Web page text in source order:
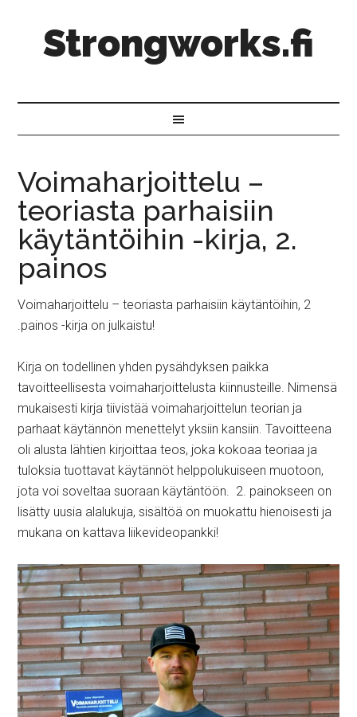
Strongworks.fi
Voimaharjoittelu –
teoriasta parhaisiin
käytäntöihin -kirja, 2.
painos
Voimaharjoittelu – teoriasta parhaisiin käytäntöihin, 2
.painos -kirja on julkaistu!
Kirja on todellinen yhden pysähdyksen paikka
tavoitteellisesta voimaharjoittelusta kiinnusteille. Nimensä
mukaisesti kirja tiivistää voimaharjoittelun teorian ja
parhaat käytännön menettelyt yksiin kansiin. Tavoitteena
oli alusta lähtien kirjoittaa teos, joka kokoaa teoriaa ja
tuloksia tuottavat käytännöt helppolukuiseen muotoon,
jota voi soveltaa suoraan käytäntöön. 2. painokseen on
lisätty uusia alalukuja, sisältöä on muokattu hienoisesti ja
mukana on kattava liikevideopankki!